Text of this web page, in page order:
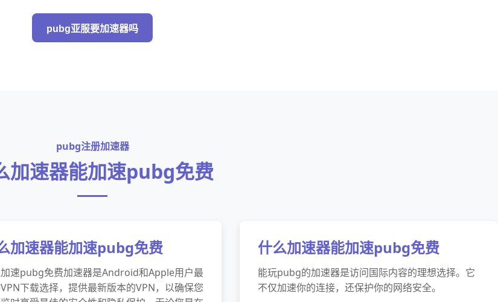
pubg亚服要加速器吗
pubg注册加速器
加速器能加速pubg免费
加速器能加速pubg免费
速pubg免费加速器是Android和Apple用户最
下载选择，提供最新版本的VPN，以确保您
什么加速器能加速pubg免费
能玩pubg的加速器是访问国际内容的理想选择。它
不仅加速你的连接，还保护你的网络安全。